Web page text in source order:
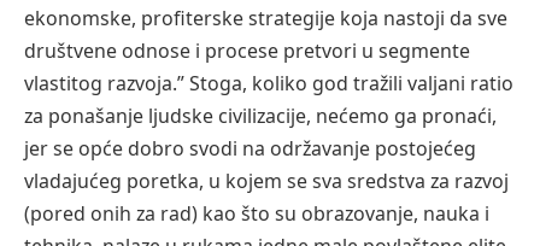
ekonomske, profiterske strategije koja nastoji da sve
društvene odnose i procese pretvori u segmente
vlastitog razvoja.” Stoga, koliko god tražili valjani ratio
za ponašanje ljudske civilizacije, nećemo ga pronaći,
jer se opće dobro svodi na održavanje postojećeg
vladajućeg poretka, u kojem se sva sredstva za razvoj
(pored onih za rad) kao što su obrazovanje, nauka i